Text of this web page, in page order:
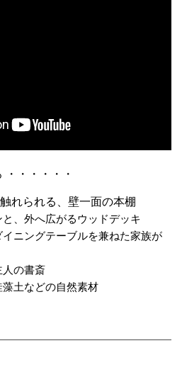
・・・・・
れられる、壁一面の本棚
、外へ広がるウッドデッキ
ニングテーブルを兼ねた家族が
人の書斎
土などの自然素材